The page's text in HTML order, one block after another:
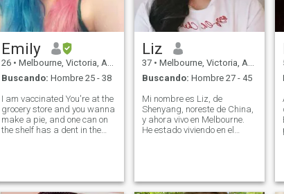
Emily
26 • Melbourne, Victoria, Australia
Buscando: Hombre 25 - 38
I am vaccinated You're at the
grocery store and you wanna
make a pie, and one can on
the shelf has a dent in the
filling of my can is just fine,
Liz
37 • Melbourne, Victoria, Australia
Buscando: Hombre 27 - 45
Mi nombre es Liz, de
Shenyang, noreste de China,
y ahora vivo en Melbourne.
He estado viviendo en el
literatura y el arte en el sur